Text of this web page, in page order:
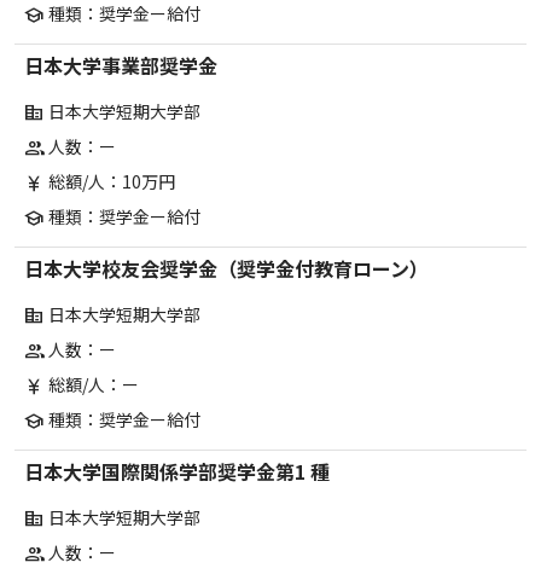
school 種類：奨学金ー給付
日本大学事業部奨学金
corporate_fare 日本大学短期大学部
group人数：ー
currency_yen 総額/人：10万円
school 種類：奨学金ー給付
日本大学校友会奨学金（奨学金付教育ローン）
corporate_fare 日本大学短期大学部
group人数：ー
currency_yen 総額/人：ー
school 種類：奨学金ー給付
日本大学国際関係学部奨学金第1 種
corporate_fare 日本大学短期大学部
group人数：ー